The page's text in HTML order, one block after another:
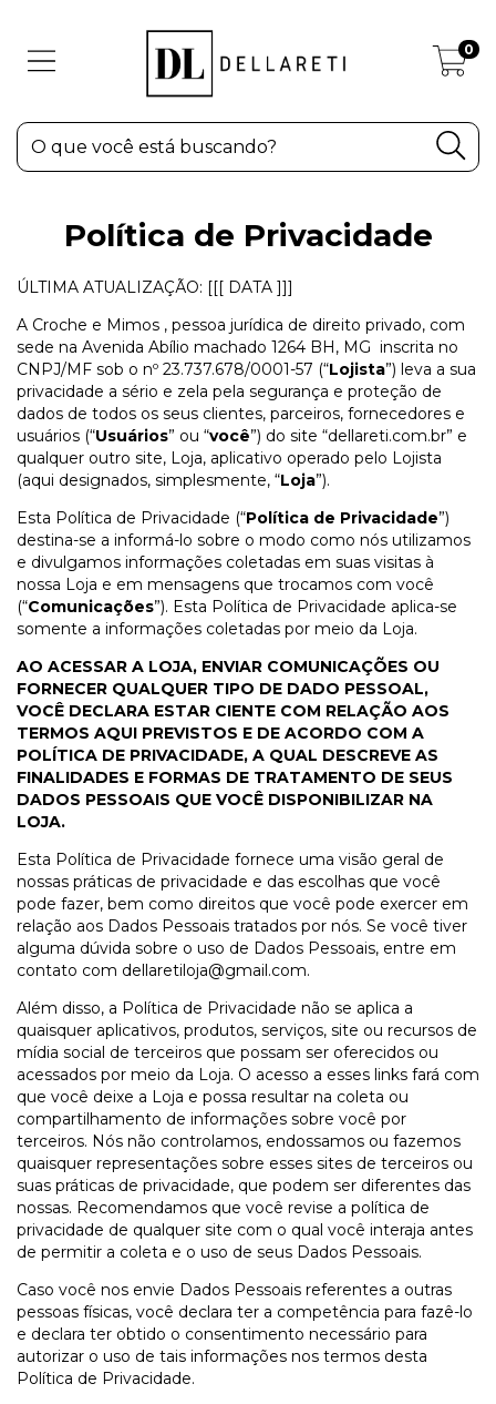
0
Política de Privacidade
ÚLTIMA ATUALIZAÇÃO: [[[ DATA ]]]
A Croche e Mimos , pessoa jurídica de direito privado, com
sede na Avenida Abílio machado 1264 BH, MG inscrita no
CNPJ/MF sob o nº 23.737.678/0001-57 (“Lojista”) leva a sua
privacidade a sério e zela pela segurança e proteção de
dados de todos os seus clientes, parceiros, fornecedores e
usuários (“Usuários” ou “você”) do site “dellareti.com.br” e
qualquer outro site, Loja, aplicativo operado pelo Lojista
(aqui designados, simplesmente, “Loja”).
Esta Política de Privacidade (“Política de Privacidade”)
destina-se a informá-lo sobre o modo como nós utilizamos
e divulgamos informações coletadas em suas visitas à
nossa Loja e em mensagens que trocamos com você
(“Comunicações”). Esta Política de Privacidade aplica-se
somente a informações coletadas por meio da Loja.
AO ACESSAR A LOJA, ENVIAR COMUNICAÇÕES OU
FORNECER QUALQUER TIPO DE DADO PESSOAL,
VOCÊ DECLARA ESTAR CIENTE COM RELAÇÃO AOS
TERMOS AQUI PREVISTOS E DE ACORDO COM A
POLÍTICA DE PRIVACIDADE, A QUAL DESCREVE AS
FINALIDADES E FORMAS DE TRATAMENTO DE SEUS
DADOS PESSOAIS QUE VOCÊ DISPONIBILIZAR NA
LOJA.
Esta Política de Privacidade fornece uma visão geral de
nossas práticas de privacidade e das escolhas que você
pode fazer, bem como direitos que você pode exercer em
relação aos Dados Pessoais tratados por nós. Se você tiver
alguma dúvida sobre o uso de Dados Pessoais, entre em
contato com dellaretiloja@gmail.com.
Além disso, a Política de Privacidade não se aplica a
quaisquer aplicativos, produtos, serviços, site ou recursos de
mídia social de terceiros que possam ser oferecidos ou
acessados por meio da Loja. O acesso a esses links fará com
que você deixe a Loja e possa resultar na coleta ou
compartilhamento de informações sobre você por
terceiros. Nós não controlamos, endossamos ou fazemos
quaisquer representações sobre esses sites de terceiros ou
suas práticas de privacidade, que podem ser diferentes das
nossas. Recomendamos que você revise a política de
privacidade de qualquer site com o qual você interaja antes
de permitir a coleta e o uso de seus Dados Pessoais.
Caso você nos envie Dados Pessoais referentes a outras
pessoas físicas, você declara ter a competência para fazê-lo
e declara ter obtido o consentimento necessário para
autorizar o uso de tais informações nos termos desta
Política de Privacidade.